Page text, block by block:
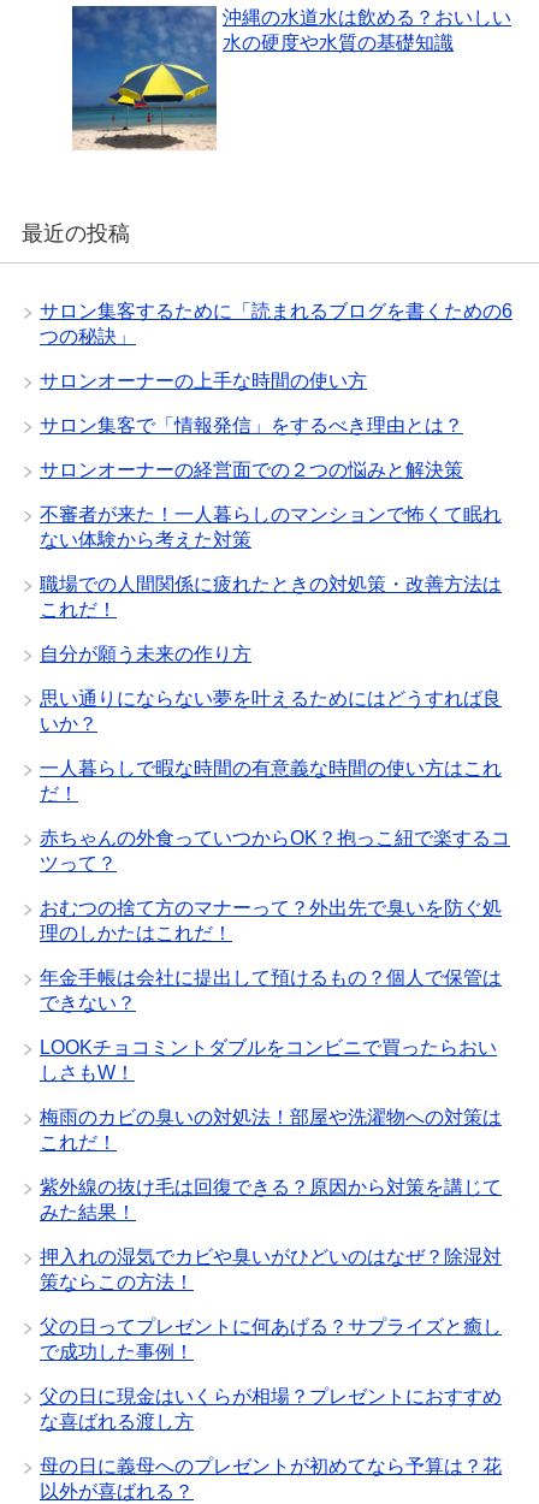
沖縄の水道水は飲める？おいしい
水の硬度や水質の基礎知識
最近の投稿
サロン集客するために「読まれるブログを書くための6
つの秘訣」
サロンオーナーの上手な時間の使い方
サロン集客で「情報発信」をするべき理由とは？
サロンオーナーの経営面での２つの悩みと解決策
不審者が来た！一人暮らしのマンションで怖くて眠れ
ない体験から考えた対策
職場での人間関係に疲れたときの対処策・改善方法は
これだ！
自分が願う未来の作り方
思い通りにならない夢を叶えるためにはどうすれば良
いか？
一人暮らしで暇な時間の有意義な時間の使い方はこれ
だ！
赤ちゃんの外食っていつからOK？抱っこ紐で楽するコ
ツって？
おむつの捨て方のマナーって？外出先で臭いを防ぐ処
理のしかたはこれだ！
年金手帳は会社に提出して預けるもの？個人で保管は
できない？
LOOKチョコミントダブルをコンビニで買ったらおい
しさもW！
梅雨のカビの臭いの対処法！部屋や洗濯物への対策は
これだ！
紫外線の抜け毛は回復できる？原因から対策を講じて
みた結果！
押入れの湿気でカビや臭いがひどいのはなぜ？除湿対
策ならこの方法！
父の日ってプレゼントに何あげる？サプライズと癒し
で成功した事例！
父の日に現金はいくらが相場？プレゼントにおすすめ
な喜ばれる渡し方
母の日に義母へのプレゼントが初めてなら予算は？花
以外が喜ばれる？